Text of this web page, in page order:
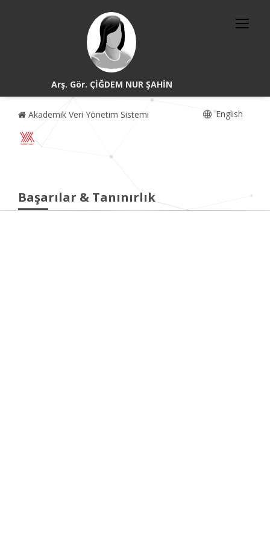
Arş. Gör. ÇİĞDEM NUR ŞAHİN
Akademik Veri Yönetim Sistemi English
Başarılar & Tanınırlık